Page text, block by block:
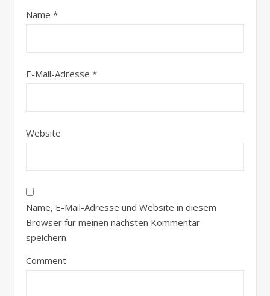
Name *
E-Mail-Adresse *
Website
Name, E-Mail-Adresse und Website in diesem
Browser für meinen nächsten Kommentar
speichern.
Comment